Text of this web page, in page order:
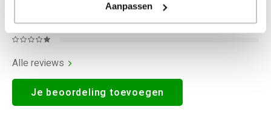
Aanpassen
Alle reviews
Je beoordeling toevoegen